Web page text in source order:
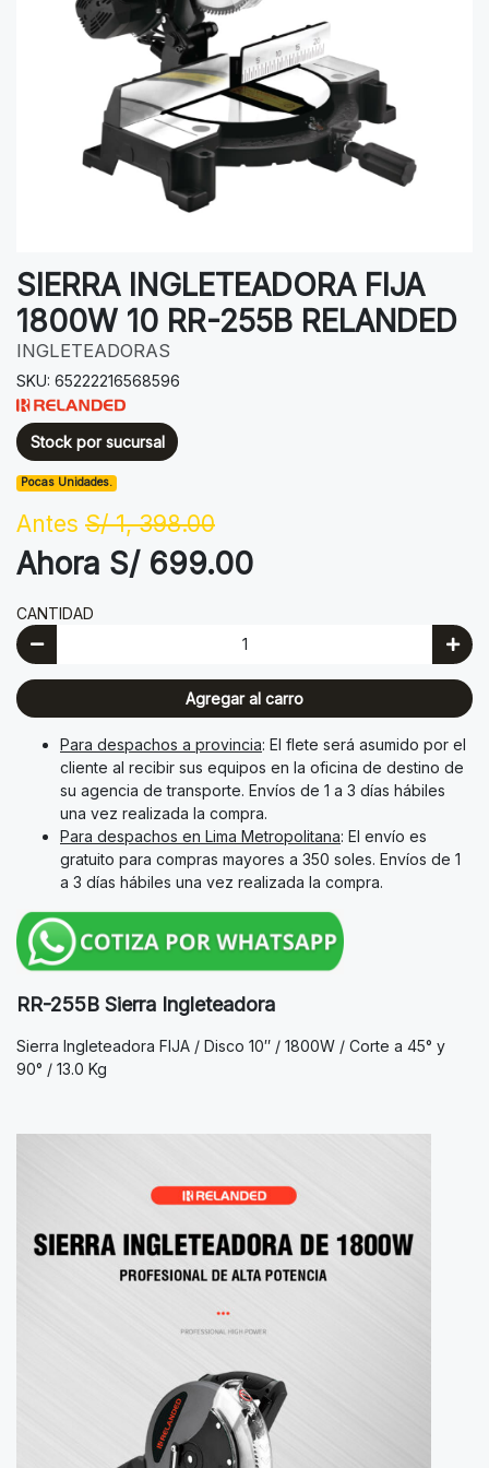
SIERRA INGLETEADORA FIJA
1800W 10 RR-255B RELANDED
INGLETEADORAS
SKU: 65222216568596
Stock por sucursal
Pocas Unidades.
Antes S/ 1, 398.00
Ahora S/ 699.00
CANTIDAD
Agregar al carro
Para despachos a provincia: El flete será asumido por el
cliente al recibir sus equipos en la oficina de destino de
su agencia de transporte. Envíos de 1 a 3 días hábiles
una vez realizada la compra.
Para despachos en Lima Metropolitana: El envío es
gratuito para compras mayores a 350 soles. Envíos de 1
a 3 días hábiles una vez realizada la compra.
RR-255B Sierra Ingleteadora
Sierra Ingleteadora FIJA / Disco 10″ / 1800W / Corte a 45° y
90° / 13.0 Kg